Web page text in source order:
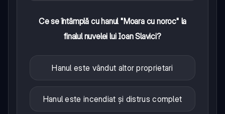
Ce se întâmplă cu hanul "Moara cu noroc" la
finalul nuvelei lui Ioan Slavici?
Hanul este vândut altor proprietari
Hanul este incendiat și distrus complet